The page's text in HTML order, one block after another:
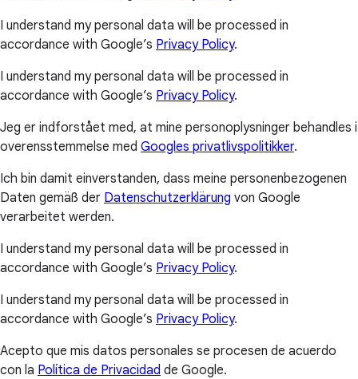
I understand my personal data will be processed in
accordance with Google’s Privacy Policy.
I understand my personal data will be processed in
accordance with Google’s Privacy Policy.
Jeg er indforstået med, at mine personoplysninger behandles i
overensstemmelse med Googles privatlivspolitikker.
Ich bin damit einverstanden, dass meine personenbezogenen
Daten gemäß der Datenschutzerklärung von Google
verarbeitet werden.
I understand my personal data will be processed in
accordance with Google’s Privacy Policy.
I understand my personal data will be processed in
accordance with Google’s Privacy Policy.
Acepto que mis datos personales se procesen de acuerdo
con la Política de Privacidad de Google.